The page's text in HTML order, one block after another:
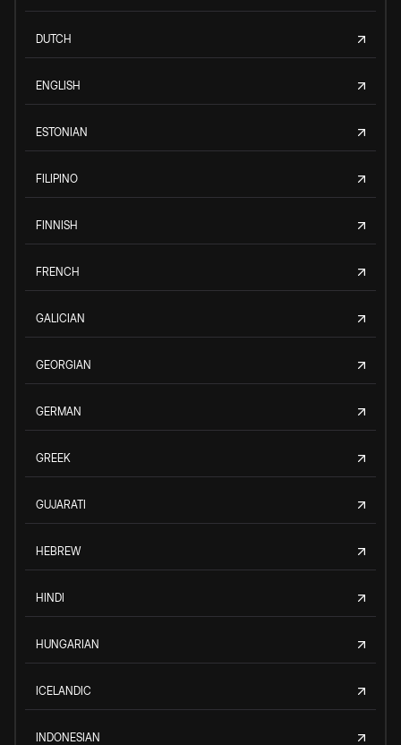
DUTCH
ENGLISH
ESTONIAN
FILIPINO
FINNISH
FRENCH
GALICIAN
GEORGIAN
GERMAN
GREEK
GUJARATI
HEBREW
HINDI
HUNGARIAN
ICELANDIC
INDONESIAN